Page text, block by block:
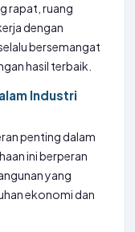
rapat, ruang
dengan
bersemangat
hasil terbaik.
Industri
penting dalam
ini berperan
yang
ekonomi dan